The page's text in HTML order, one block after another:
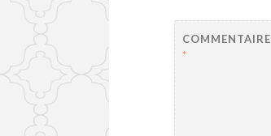
COMMENTAIRE
*